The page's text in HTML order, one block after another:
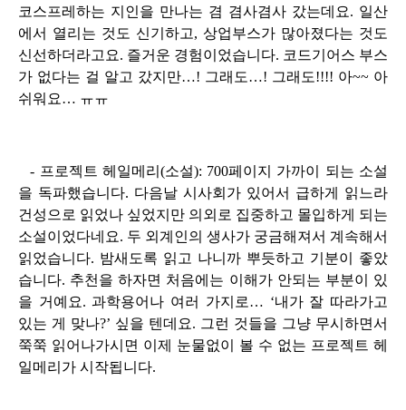
코스프레하는 지인을 만나는 겸 겸사겸사 갔는데요. 일산
에서 열리는 것도 신기하고, 상업부스가 많아졌다는 것도
신선하더라고요. 즐거운 경험이었습니다. 코드기어스 부스
가 없다는 걸 알고 갔지만…! 그래도…! 그래도!!!! 아~~ 아
쉬워요… ㅠㅠ
- 프로젝트 헤일메리(소설): 700페이지 가까이 되는 소설
을 독파했습니다. 다음날 시사회가 있어서 급하게 읽느라
건성으로 읽었나 싶었지만 의외로 집중하고 몰입하게 되는
소설이었다네요. 두 외계인의 생사가 궁금해져서 계속해서
읽었습니다. 밤새도록 읽고 나니까 뿌듯하고 기분이 좋았
습니다. 추천을 하자면 처음에는 이해가 안되는 부분이 있
을 거예요. 과학용어나 여러 가지로… ‘내가 잘 따라가고
있는 게 맞나?’ 싶을 텐데요. 그런 것들을 그냥 무시하면서
쭉쭉 읽어나가시면 이제 눈물없이 볼 수 없는 프로젝트 헤
일메리가 시작됩니다.